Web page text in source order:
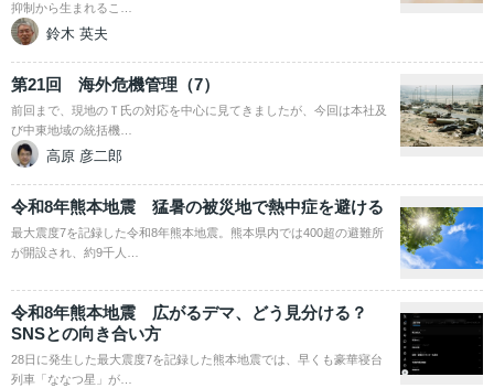
抑制から生まれるこ…
鈴木 英夫
第21回 海外危機管理（7）
前回まで、現地のＴ氏の対応を中心に見てきましたが、今回は本社及
び中東地域の統括機…
高原 彦二郎
令和8年熊本地震 猛暑の被災地で熱中症を避ける
最大震度7を記録した令和8年熊本地震。熊本県内では400超の避難所
が開設され、約9千人…
令和8年熊本地震 広がるデマ、どう見分ける？
SNSとの向き合い方
28日に発生した最大震度7を記録した熊本地震では、早くも豪華寝台
列車「ななつ星」が…